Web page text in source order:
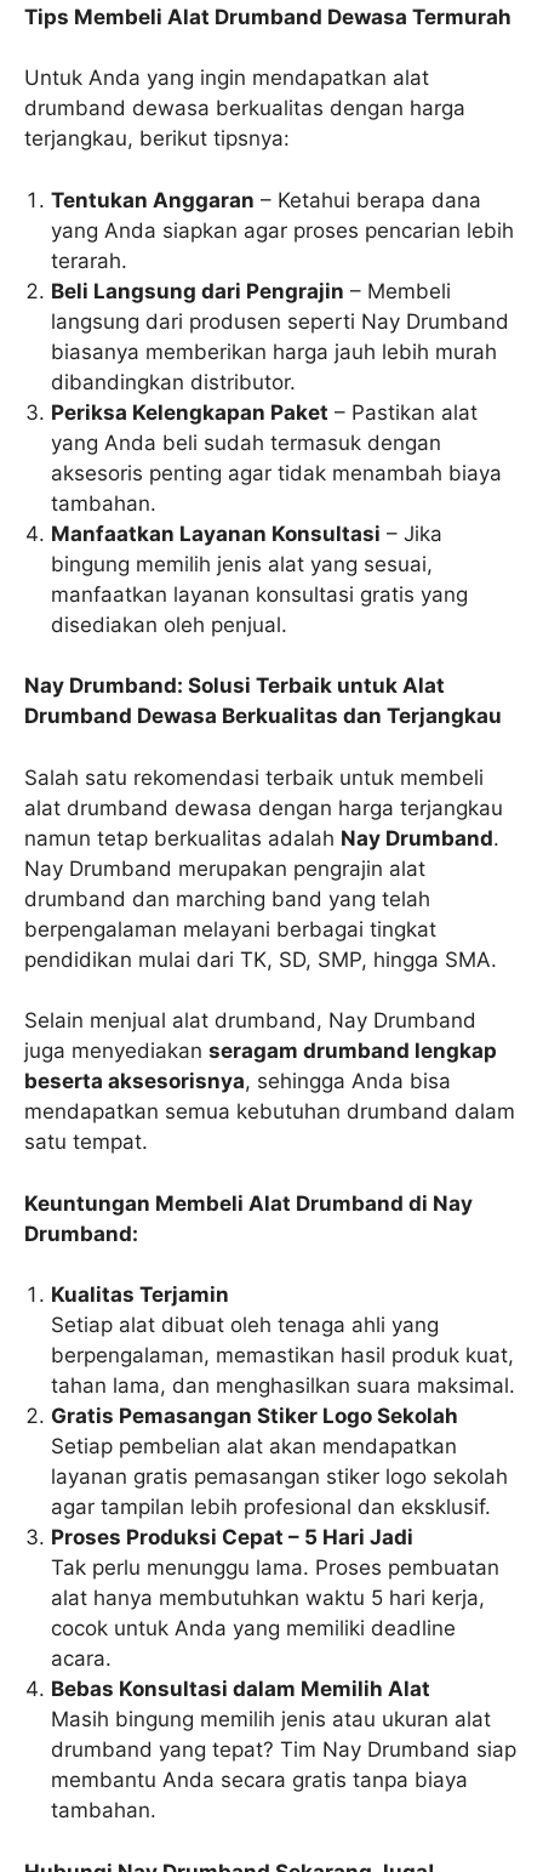
Tips Membeli Alat Drumband Dewasa Termurah
Untuk Anda yang ingin mendapatkan alat
drumband dewasa berkualitas dengan harga
terjangkau, berikut tipsnya:
Tentukan Anggaran – Ketahui berapa dana
yang Anda siapkan agar proses pencarian lebih
terarah.
Beli Langsung dari Pengrajin – Membeli
langsung dari produsen seperti Nay Drumband
biasanya memberikan harga jauh lebih murah
dibandingkan distributor.
Periksa Kelengkapan Paket – Pastikan alat
yang Anda beli sudah termasuk dengan
aksesoris penting agar tidak menambah biaya
tambahan.
Manfaatkan Layanan Konsultasi – Jika
bingung memilih jenis alat yang sesuai,
manfaatkan layanan konsultasi gratis yang
disediakan oleh penjual.
Nay Drumband: Solusi Terbaik untuk Alat
Drumband Dewasa Berkualitas dan Terjangkau
Salah satu rekomendasi terbaik untuk membeli
alat drumband dewasa dengan harga terjangkau
namun tetap berkualitas adalah Nay Drumband.
Nay Drumband merupakan pengrajin alat
drumband dan marching band yang telah
berpengalaman melayani berbagai tingkat
pendidikan mulai dari TK, SD, SMP, hingga SMA.
Selain menjual alat drumband, Nay Drumband
juga menyediakan seragam drumband lengkap
beserta aksesorisnya, sehingga Anda bisa
mendapatkan semua kebutuhan drumband dalam
satu tempat.
Keuntungan Membeli Alat Drumband di Nay
Drumband:
Kualitas Terjamin
Setiap alat dibuat oleh tenaga ahli yang
berpengalaman, memastikan hasil produk kuat,
tahan lama, dan menghasilkan suara maksimal.
Gratis Pemasangan Stiker Logo Sekolah
Setiap pembelian alat akan mendapatkan
layanan gratis pemasangan stiker logo sekolah
agar tampilan lebih profesional dan eksklusif.
Proses Produksi Cepat – 5 Hari Jadi
Tak perlu menunggu lama. Proses pembuatan
alat hanya membutuhkan waktu 5 hari kerja,
cocok untuk Anda yang memiliki deadline
acara.
Bebas Konsultasi dalam Memilih Alat
Masih bingung memilih jenis atau ukuran alat
drumband yang tepat? Tim Nay Drumband siap
membantu Anda secara gratis tanpa biaya
tambahan.